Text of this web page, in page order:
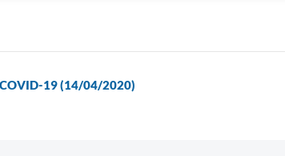
19 (14/04/2020)